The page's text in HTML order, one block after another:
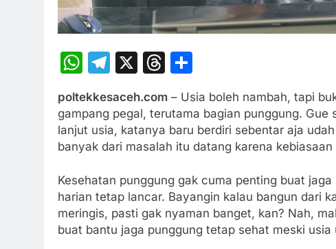
WhatsApp
Telegram
X Threads
poltekkesaceh.com – Usia boleh nambah, tapi
gampang pegal, terutama bagian punggung.
lanjut usia, katanya baru berdiri sebentar aja
banyak dari masalah itu datang karena
Kesehatan punggung gak cuma penting buat
harian tetap lancar. Bayangin kalau bangun dari
meringis, pasti gak nyaman banget, kan? Nah,
buat bantu jaga punggung tetap sehat meski